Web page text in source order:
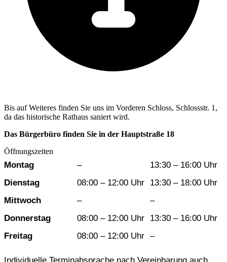
Bis auf Weiteres finden Sie uns im Vorderen Schloss, Schlossstr. 1,
da das historische Rathaus saniert wird.
Das Bürgerbüro finden Sie in der Hauptstraße 18
Öffnungszeiten
Wochentag Vormittag
Montag –
13:30 – 16:00 Uhr
Dienstag
08:00 – 12:00 Uhr
13:30 – 18:00 Uhr
Mittwoch
–
–
Donnerstag
08:00 – 12:00 Uhr
13:30 – 16:00 Uhr
Freitag
08:00 – 12:00 Uhr –